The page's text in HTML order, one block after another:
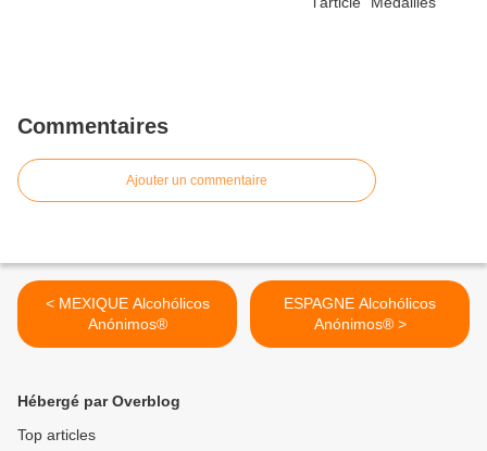
Commentaires
Ajouter un commentaire
< MEXIQUE Alcohólicos
Anónimos®
ESPAGNE Alcohólicos
Anónimos® >
Hébergé par Overblog
Top articles